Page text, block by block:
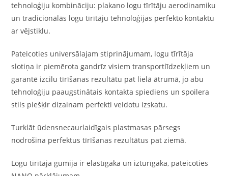
tehnoloģiju kombināciju: plakano logu tīrītāju aerodinamiku
un tradicionālās logu tīrītāju tehnoloģijas perfekto kontaktu
ar vējstiklu.
Pateicoties universālajam stiprinājumam, logu tīrītāja
slotiņa ir piemērota gandrīz visiem transportlīdzekļiem un
garantē izcilu tīrīšanas rezultātu pat lielā ātrumā, jo abu
tehnoloģiju paaugstinātais kontakta spiediens un spoilera
stils piešķir dizainam perfekti veidotu izskatu.
Turklāt ūdensnecaurlaidīgais plastmasas pārsegs
nodrošina perfektus tīrīšanas rezultātus pat ziemā.
Logu tīrītāja gumija ir elastīgāka un izturīgāka, pateicoties